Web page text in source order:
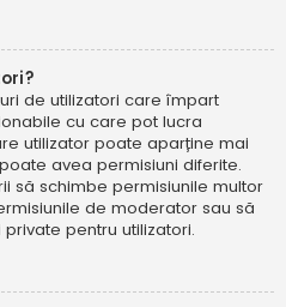
de utilizatori care împart
cu care pot lucra
utilizator poate aparține mai
avea permisiuni diferite.
să schimbe permisiunile multor
de moderator sau să
pentru utilizatori.